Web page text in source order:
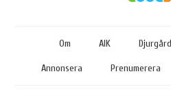
Om AIK
Annonsera Prenumerera